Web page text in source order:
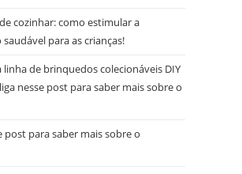
cozinhar: como estimular a
para as crianças!
linha de brinquedos colecionáveis DIY
nesse post para saber mais sobre o
post para saber mais sobre o